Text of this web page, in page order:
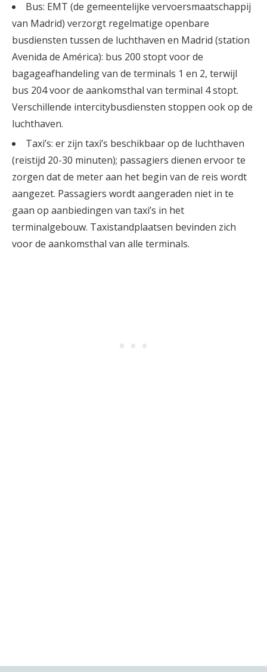
Bus: EMT (de gemeentelijke vervoersmaatschappij
van Madrid) verzorgt regelmatige openbare
busdiensten tussen de luchthaven en Madrid (station
Avenida de América): bus 200 stopt voor de
bagageafhandeling van de terminals 1 en 2, terwijl
bus 204 voor de aankomsthal van terminal 4 stopt.
Verschillende intercitybusdiensten stoppen ook op de
luchthaven.
Taxi’s: er zijn taxi’s beschikbaar op de luchthaven
(reistijd 20-30 minuten); passagiers dienen ervoor te
zorgen dat de meter aan het begin van de reis wordt
aangezet. Passagiers wordt aangeraden niet in te
gaan op aanbiedingen van taxi’s in het
terminalgebouw. Taxistandplaatsen bevinden zich
voor de aankomsthal van alle terminals.